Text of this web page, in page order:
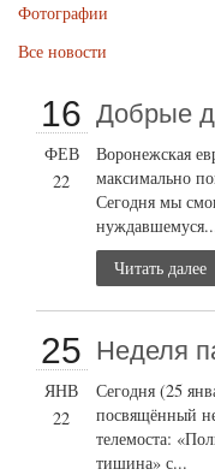
Фотографии
Все новости
16
ФЕВ
22
Добрые
Воронежская
максимально
Сегодня мы
Читать далее
25
ЯНВ
22
Неделя
Сегодня (25
посвящённый
телемоста:
тишина» с...